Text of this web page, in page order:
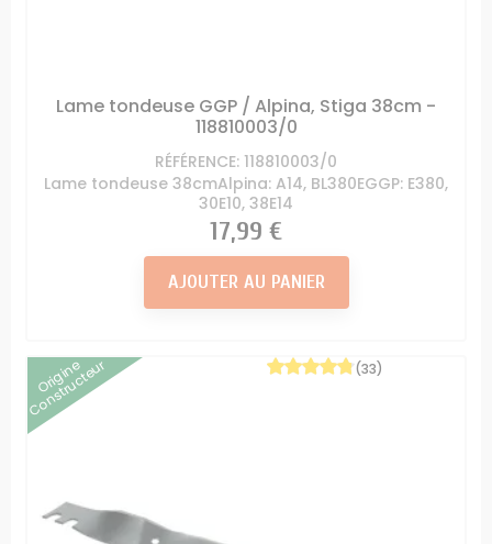
Lame tondeuse GGP / Alpina, Stiga 38cm -
118810003/0
RÉFÉRENCE: 118810003/0
Lame tondeuse 38cmAlpina: A14, BL380EGGP: E380,
30E10, 38E14
Prix
17,99 €
AJOUTER AU PANIER
Origine
Constructeur (33)